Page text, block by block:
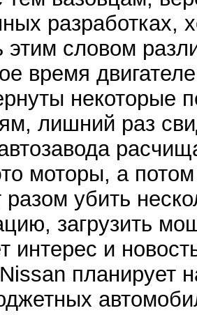
разработках,
этим словом
время
некоторые
лишний раз
моторы, а
разом убить
загрузить
интерес и
планирует